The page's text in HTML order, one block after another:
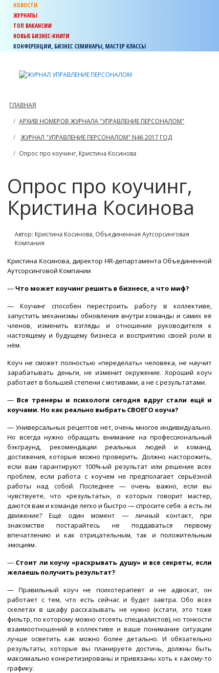
НОВОСТИ
ЖУРНАЛЫ
ТОП ВАКАНСИИ
НОВЫЕ БИЗНЕС-КНИГИ
КОНФЕРЕНЦИИ, БИЗНЕС СЕМИНАРЫ, МАСТЕР КЛАССЫ
ГЛАВНАЯ
АРХИВ НОМЕРОВ ЖУРНАЛА "УПРАВЛЕНИЕ ПЕРСОНАЛОМ"
ЖУРНАЛ "УПРАВЛЕНИЕ ПЕРСОНАЛОМ" N46 2017 ГОД
Опрос про коучинг, Кристина Косинова
Опрос про коучинг,
Кристина Косинова
Автор: Кристина Косинова, Объединенная Аутсорсинговая
Компания
Кристина Косинова, директор HR-департамента Объединенной
Аутсорсинговой Компании
― Что может коучинг решить в бизнесе, а что миф?
― Коучинг способен перестроить работу в коллективе,
запустить механизмы обновления внутри команды и самих её
членов, изменить взгляды и отношение руководителя к
настоящему и будущему бизнеса и восприятию своей роли в
нём.
Коуч не сможет полностью «переделать» человека, не научит
зарабатывать деньги, не изменит окружение. Хороший коуч
работает в большей степени с мотивами, а не с результатами.
― Все тренеры и психологи сегодня вдруг стали ещё и
коучами. Но как реально выбрать СВОЕГО коуча?
― Универсальных рецептов нет, очень многое индивидуально.
Но всегда нужно обращать внимание на профессиональный
бэкграунд, рекомендации реальных людей и команд,
достижения, которые можно проверить. Должно насторожить,
если вам гарантируют 100%-ый результат или решение всех
проблем, если работа с коучем не предполагает серьёзной
работы над собой. Последнее ― очень важно, если вы
чувствуете, что «результаты», о которых говорит мастер,
даются вам и команде легко и быстро ― спросите себя: а есть ли
движение? Ещё один момент ― личный контакт, при
знакомстве постарайтесь не поддаваться первому
впечатлению и как отрицательным, так и положительным
эмоциям.
― Стоит ли коучу «раскрывать душу» и все секреты, если
желаешь получить результат?
― Правильный коуч не психотерапевт и не адвокат, он
работает с тем, что есть сейчас и будет завтра. Обо всех
скелетах в шкафу рассказывать не нужно (кстати, это тоже
фильтр, по которому можно отсеять специалистов), но тонкости
взаимоотношений в коллективе и ваше понимание ситуации
лучше осветить как можно более детально. И обязательно
результаты, которые вы планируете достичь, должны быть
максимально конкретизированы и привязаны хоть к какому-то
графику.